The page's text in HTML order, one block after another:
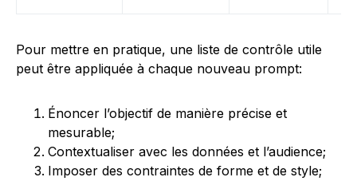
Pour mettre en pratique, une liste de contrôle utile
peut être appliquée à chaque nouveau prompt:
Énoncer l’objectif de manière précise et
mesurable;
Contextualiser avec les données et l’audience;
Imposer des contraintes de forme et de style;